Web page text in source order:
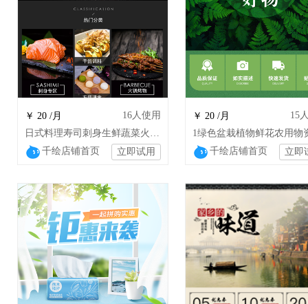
￥ 20 /月 16人使用
日式料理寿司刺身生鲜蔬菜火锅速食店铺设计
千绘店铺首页
立即试用
￥ 20 /月 15
千绘店铺首页 立即